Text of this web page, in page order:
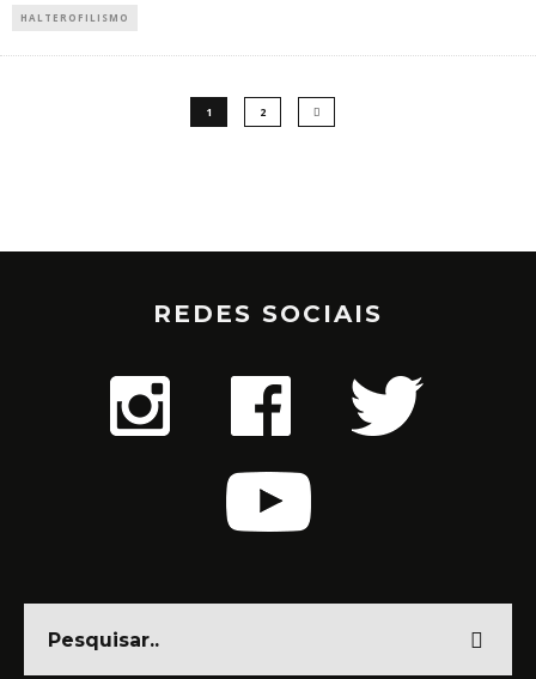
HALTEROFILISMO
1 2
REDES SOCIAIS